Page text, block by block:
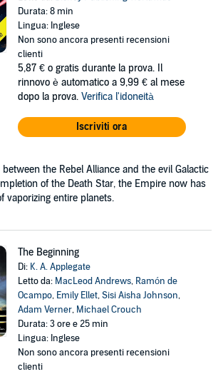
Durata: 8 min
Lingua: Inglese
Non sono ancora presenti recensioni
clienti
5,87 € o gratis durante la prova. Il
rinnovo è automatico a 9,99 € al mese
dopo la prova. Verifica l'idoneità
Iscriviti ora
the Rebel Alliance and the evil Galactic
of the Death Star, the Empire now has
vaporizing entire planets.
The Beginning
Di: K. A. Applegate
Letto da: MacLeod Andrews, Ramón de
Ocampo, Emily Ellet,Sisi Aisha Johnson,
Adam Verner, Michael Crouch
Durata: 3 ore e 25 min
Lingua: Inglese
Non sono ancora presenti recensioni
clienti